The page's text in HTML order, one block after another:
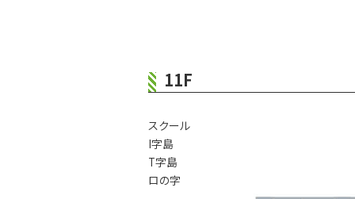
11F
スクール
I字島
T字島
ロの字